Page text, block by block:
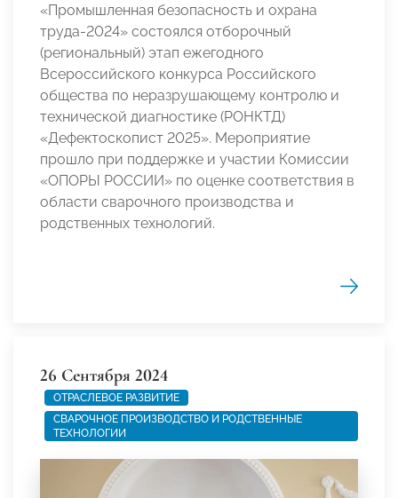
«Промышленная безопасность и охрана
труда-2024» состоялся отборочный
(региональный) этап ежегодного
Всероссийского конкурса Российского
общества по неразрушающему контролю и
технической диагностике (РОНКТД)
«Дефектоскопист 2025». Мероприятие
прошло при поддержке и участии Комиссии
«ОПОРЫ РОССИИ» по оценке соответствия в
области сварочного производства и
родственных технологий.
26 Сентября 2024
ОТРАСЛЕВОЕ РАЗВИТИЕ
СВАРОЧНОЕ ПРОИЗВОДСТВО И РОДСТВЕННЫЕ
ТЕХНОЛОГИИ